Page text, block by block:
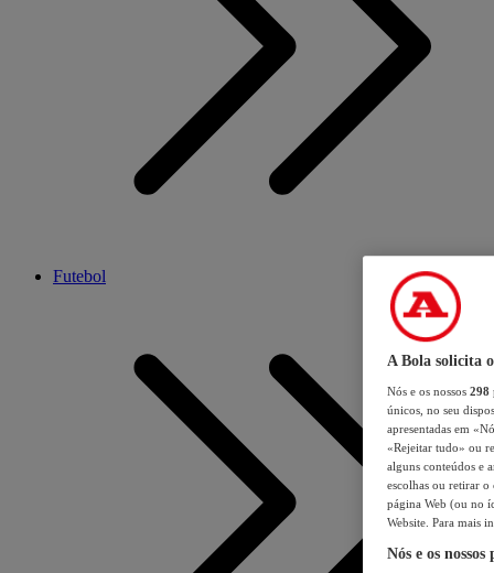
Futebol
A Bola solicita
Nós e os nossos 298
únicos, no seu
apresentadas em
«Rejeitar tudo» ou
alguns conteúdos e
escolhas ou retirar
página Web (ou no
Website. Para mais
Nós e os